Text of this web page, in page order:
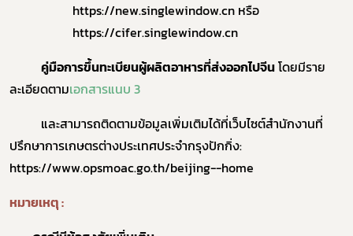
https://new.singlewindow.cn หรือ
https://cifer.singlewindow.cn
คู่มือการขึ้นทะเบียนผู้ผลิตอาหารที่ส่งออกไปจีนโดยมีราย
ละเอียดตามเอกสารแนบ 3
และสามารถติดตามข้อมูลเพิ่มเติมได้ที่เว็บไซต์สำนักงานที่
ปรึกษาการเกษตรต่างประเทศประจำกรุงปักกิ่ง:
https://www.opsmoac.go.th/beijing--home
หมายเหตุ :